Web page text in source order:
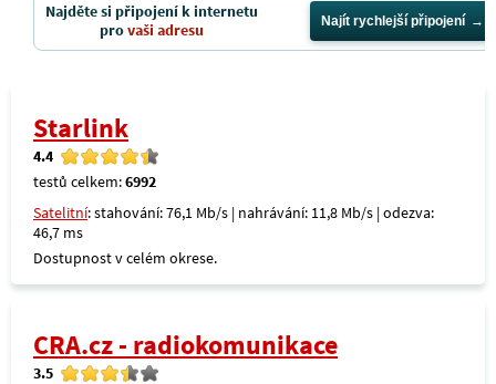
Najděte si připojení k internetu
provaši adresu Najít rychlejší připojení
Starlink
4.4
testů celkem:6992
Satelitní: stahování: 76,1 Mb/s | nahrávání: 11,8 Mb/s | odezva:
46,7 ms
Dostupnost v celém okrese.
CRA.cz - radiokomunikace
3.5